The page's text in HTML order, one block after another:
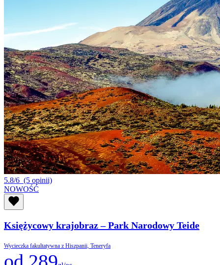
5.8/6 (5 opinii)
NOWOŚĆ
Księżycowy krajobraz – Park Narodowy Teide
Wycieczka fakultatywna z Hiszpanii, Teneryfa